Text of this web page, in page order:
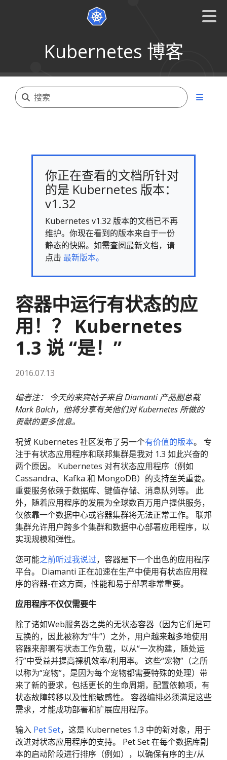
Kubernetes 博客
你正在查看的文档所针对
的是 Kubernetes 版本：
v1.32
Kubernetes v1.32 版本的文档已不再
维护。你现在看到的版本来自于一份
静态的快照。如需查阅最新文档，请
点击 最新版本。
容器中运行有状态的应
用！？ Kubernetes
1.3 说 “是！”
2016.07.13
编者注： 今天的来宾帖子来自 Diamanti 产品副总裁
Mark Balch，他将分享有关他们对 Kubernetes 所做的
贡献的更多信息。
祝贺 Kubernetes 社区发布了另一个有价值的版本。 专
注于有状态应用程序和联邦集群是我对 1.3 如此兴奋的
两个原因。 Kubernetes 对有状态应用程序（例如
Cassandra、Kafka 和 MongoDB）的支持至关重要。
重要服务依赖于数据库、键值存储、消息队列等。 此
外，随着应用程序的发展为全球数百万用户提供服务，
仅依靠一个数据中心或容器集群将无法正常工作。 联邦
集群允许用户跨多个集群和数据中心部署应用程序，以
实现规模和弹性。
您可能之前听过我说过，容器是下一个出色的应用程序
平台。 Diamanti 正在加速在生产中使用有状态应用程
序的容器-在这方面，性能和易于部署非常重要。
应用程序不仅仅需要牛
除了诸如Web服务器之类的无状态容器（因为它们是可
互换的，因此被称为“牛”）之外，用户越来越多地使用
容器来部署有状态工作负载，以从“一次构建，随处运
行”中受益并提高裸机效率/利用率。 这些“宠物”（之所
以称为“宠物”，是因为每个宠物都需要特殊的处理）带
来了新的要求，包括更长的生命周期，配置依赖项，有
状态故障转移以及性能敏感性。 容器编排必须满足这些
需求，才能成功部署和扩展应用程序。
输入 Pet Set，这是 Kubernetes 1.3 中的新对象，用于
改进对状态应用程序的支持。 Pet Set 在每个数据库副
本的启动阶段进行排序（例如），以确保有序的主/从